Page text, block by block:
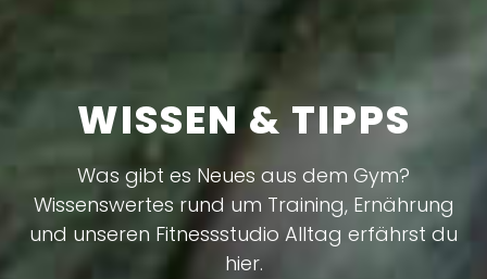
WISSEN & TIPPS
Was gibt es Neues aus dem Gym?
Wissenswertes rund um Training, Ernährung
und unseren Fitnessstudio Alltag erfährst du
hier.